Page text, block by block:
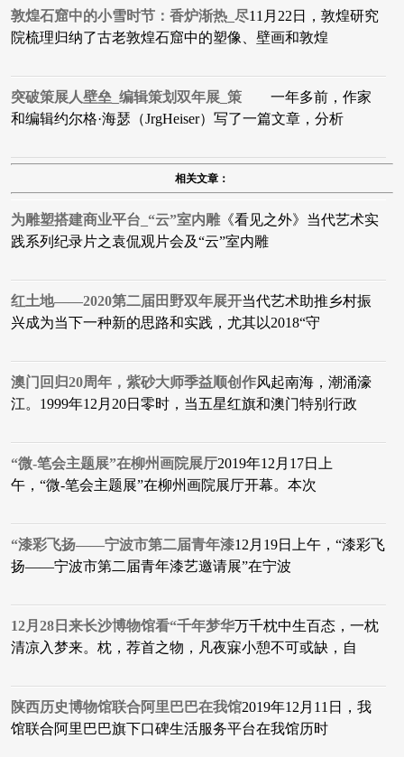
敦煌石窟中的小雪时节：香炉渐热_尽11月22日，敦煌研究
院梳理归纳了古老敦煌石窟中的塑像、壁画和敦煌
突破策展人壁垒_编辑策划双年展_策 一年多前，作家
和编辑约尔格·海瑟（JrgHeiser）写了一篇文章，分析
相关文章：
为雕塑搭建商业平台_“云”室内雕《看见之外》当代艺术实
践系列纪录片之袁侃观片会及“云”室内雕
红土地——2020第二届田野双年展开当代艺术助推乡村振
兴成为当下一种新的思路和实践，尤其以2018“守
澳门回归20周年，紫砂大师季益顺创作风起南海，潮涌濠
江。1999年12月20日零时，当五星红旗和澳门特别行政
“微-笔会主题展”在柳州画院展厅2019年12月17日上
午，“微-笔会主题展”在柳州画院展厅开幕。本次
“漆彩飞扬——宁波市第二届青年漆12月19日上午，“漆彩飞
扬——宁波市第二届青年漆艺邀请展”在宁波
12月28日来长沙博物馆看“千年梦华万千枕中生百态，一枕
清凉入梦来。枕，荐首之物，凡夜寐小憩不可或缺，自
陕西历史博物馆联合阿里巴巴在我馆2019年12月11日，我
馆联合阿里巴巴旗下口碑生活服务平台在我馆历时